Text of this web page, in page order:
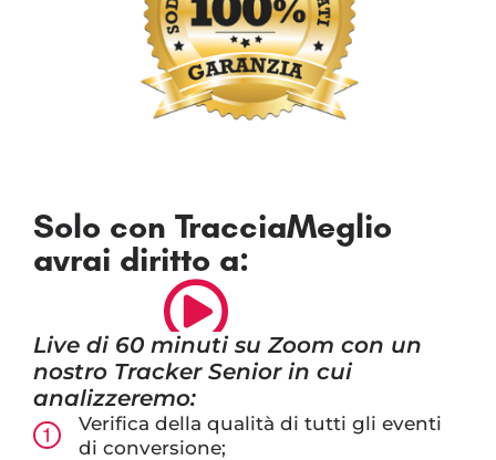
Solo con TracciaMeglio
avrai diritto a:
Live di 60 minuti su Zoom con un
nostro Tracker Senior in cui
analizzeremo:
Verifica della qualità di tutti gli eventi
di conversione;